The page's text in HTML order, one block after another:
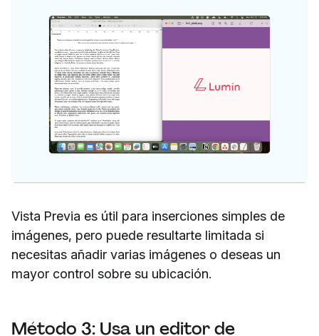
Vista Previa es útil para inserciones simples de
imágenes, pero puede resultarte limitada si
necesitas añadir varias imágenes o deseas un
mayor control sobre su ubicación.
Método 3: Usa un editor de